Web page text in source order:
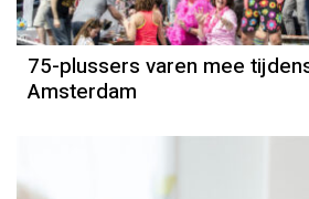
75-plussers varen mee
Amsterdam